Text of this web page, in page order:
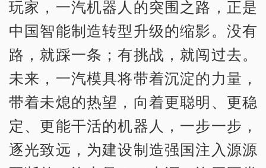
玩家，一汽机器人的突围之路，正是
中国智能制造转型升级的缩影。没有
路，就踩一条；有挑战，就闯过去。
未来，一汽模具将带着沉淀的力量，
带着未熄的热望，向着更聪明、更稳
定、更能干活的机器人，一步一步，
逐光致远，为建设制造强国注入源源